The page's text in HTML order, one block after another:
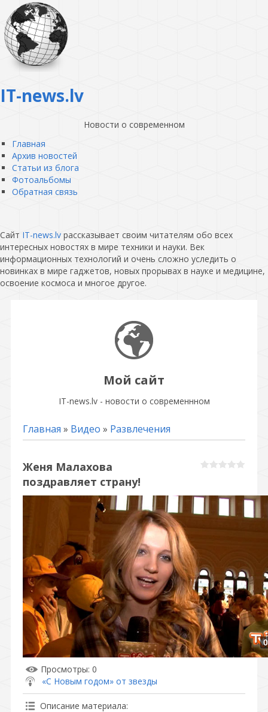
IT-news.lv
Новости о современном
Главная
Архив новостей
Статьи из блога
Фотоальбомы
Обратная связь
Сайт IT-news.lv рассказывает своим читателям обо всех
интересных новостях в мире техники и науки. Век
информационных технологий и очень сложно уследить о
новинках в мире гаджетов, новых прорывах в науке и медицине,
освоение космоса и многое другое.
Мой сайт
IT-news.lv - новости о современнном
Главная » Видео » Развлечения
Женя Малахова
поздравляет страну!
Просмотры: 0
«С Новым годом» от звезды
Описание материала: